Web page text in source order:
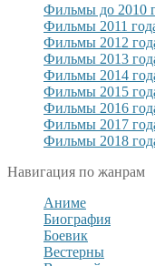
Фильмы до 2010
Фильмы 2011
Фильмы 2012
Фильмы 2013
Фильмы 2014
Фильмы 2015
Фильмы 2016
Фильмы 2017
Фильмы 2018
Навигация по жанрам
Аниме
Биография
Боевик
Вестерны